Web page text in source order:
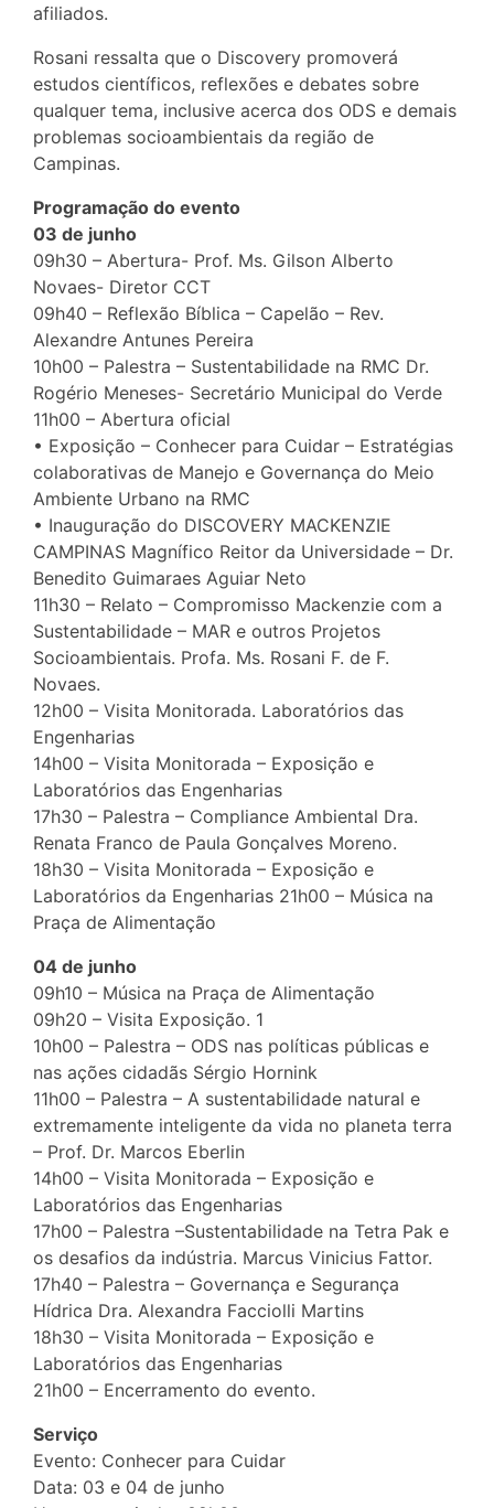
afiliados.
Rosani ressalta que o Discovery promoverá
estudos científicos, reflexões e debates sobre
qualquer tema, inclusive acerca dos ODS e demais
problemas socioambientais da região de
Campinas.
Programação do evento
03 de junho
09h30 – Abertura- Prof. Ms. Gilson Alberto
Novaes- Diretor CCT
09h40 – Reflexão Bíblica – Capelão – Rev.
Alexandre Antunes Pereira
10h00 – Palestra – Sustentabilidade na RMC Dr.
Rogério Meneses- Secretário Municipal do Verde
11h00 – Abertura oficial
• Exposição – Conhecer para Cuidar – Estratégias
colaborativas de Manejo e Governança do Meio
Ambiente Urbano na RMC
• Inauguração do DISCOVERY MACKENZIE
CAMPINAS Magnífico Reitor da Universidade – Dr.
Benedito Guimaraes Aguiar Neto
11h30 – Relato – Compromisso Mackenzie com a
Sustentabilidade – MAR e outros Projetos
Socioambientais. Profa. Ms. Rosani F. de F.
Novaes.
12h00 – Visita Monitorada. Laboratórios das
Engenharias
14h00 – Visita Monitorada – Exposição e
Laboratórios das Engenharias
17h30 – Palestra – Compliance Ambiental Dra.
Renata Franco de Paula Gonçalves Moreno.
18h30 – Visita Monitorada – Exposição e
Laboratórios da Engenharias 21h00 – Música na
Praça de Alimentação
04 de junho
09h10 – Música na Praça de Alimentação
09h20 – Visita Exposição. 1
10h00 – Palestra – ODS nas políticas públicas e
nas ações cidadãs Sérgio Hornink
11h00 – Palestra – A sustentabilidade natural e
extremamente inteligente da vida no planeta terra
– Prof. Dr. Marcos Eberlin
14h00 – Visita Monitorada – Exposição e
Laboratórios das Engenharias
17h00 – Palestra –Sustentabilidade na Tetra Pak e
os desafios da indústria. Marcus Vinicius Fattor.
17h40 – Palestra – Governança e Segurança
Hídrica Dra. Alexandra Facciolli Martins
18h30 – Visita Monitorada – Exposição e
Laboratórios das Engenharias
21h00 – Encerramento do evento.
Serviço
Evento: Conhecer para Cuidar
Data: 03 e 04 de junho